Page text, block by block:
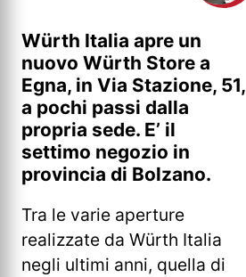
Würth Italia apre un
nuovo Würth Store a
Egna, in Via Stazione, 51,
a pochi passi dalla
propria sede. E’ il
settimo negozio in
provincia di Bolzano.
Tra le varie aperture
realizzate da Würth Italia
negli ultimi anni, quella di